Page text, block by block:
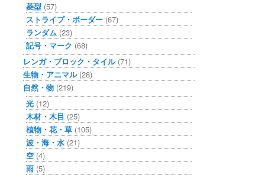
菱型 (57)
ストライプ・ボーダー (67)
ランダム (23)
記号・マーク (68)
レンガ・ブロック・タイル(71)
生物・アニマル(28)
自然・物 (219)
光 (12)
木材・木目 (25)
植物・花・草 (105)
波・海・水 (21)
空 (4)
雨 (5)